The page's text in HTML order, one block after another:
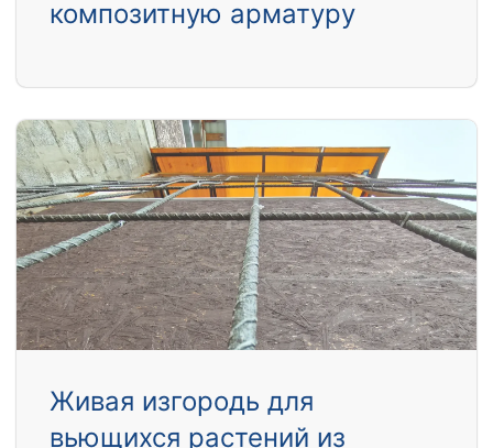
композитную арматуру
Живая изгородь для
вьющихся растений из